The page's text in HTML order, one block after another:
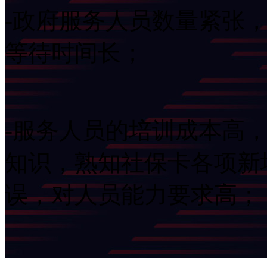
-政府服务人员数量紧张
等待时间长；
-服务人员的培训成本高
知识，熟知社保卡各项
误，对人员能力要求高；